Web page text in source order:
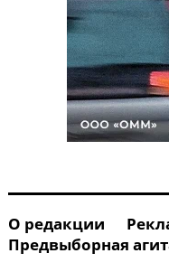
О редакции
Предвыборная